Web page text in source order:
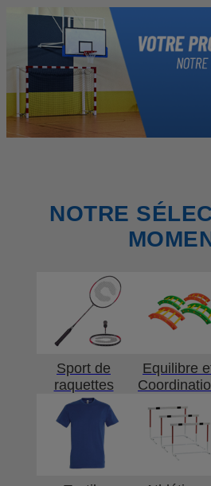
NOTRE
Sport de
raquettes
Equilibre